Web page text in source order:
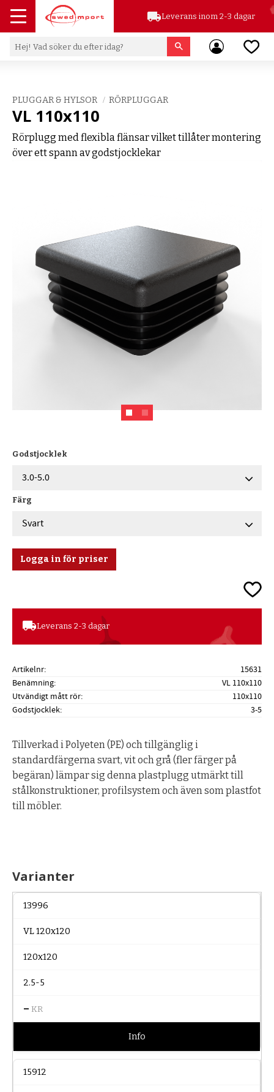
Meny
local_shippingLeverans inom 2-3 dagar
PLUGGAR & HYLSOR RÖRPLUGGAR
VL 110x110
Rörplugg med flexibla flänsar vilket tillåter montering
över ett spann av godstjocklekar
Godstjocklek
Färg
Logga in för priser
Lägg
local_shippingLeverans 2-3 dagar
Artikelnr
15631
Benämning
VL 110x110
Utvändigt mått rör
110x110
Godstjocklek
3-5
Tillverkad i Polyeten (PE) och tillgänglig i
standardfärgerna svart, vit och grå (fler färger på
begäran) lämpar sig denna plastplugg utmärkt till
stålkonstruktioner, profilsystem och även som plastfot
till möbler.
Varianter
13996
VL 120x120
120x120
2.5-5
– KR
Info
15912